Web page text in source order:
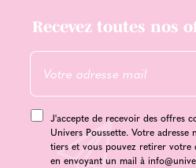
Recevez toutes nos
J'accepte de recevoir des offres
Univers Poussette. Votre adresse
tiers et vous pouvez retirer votre
en envoyant un mail à